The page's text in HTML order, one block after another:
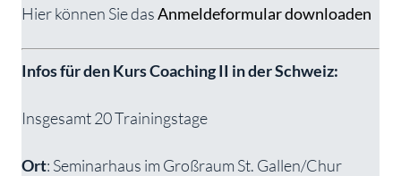
Hier können Sie dasAnmeldeformular downloaden
Infos für den Kurs Coaching II in der Schweiz:
Insgesamt 20 Trainingstage
Ort: Seminarhaus im Großraum St. Gallen/Chur